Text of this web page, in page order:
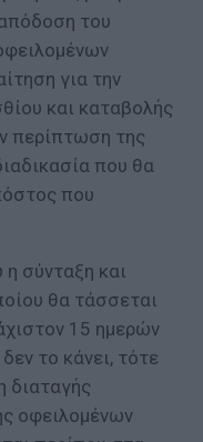
του
για την
και καταβολής
περίπτωση της
που θα
που
η σύνταξη και
θα τάσσεται
15 ημερών
το κάνει, τότε
διαταγής
οφειλομένων